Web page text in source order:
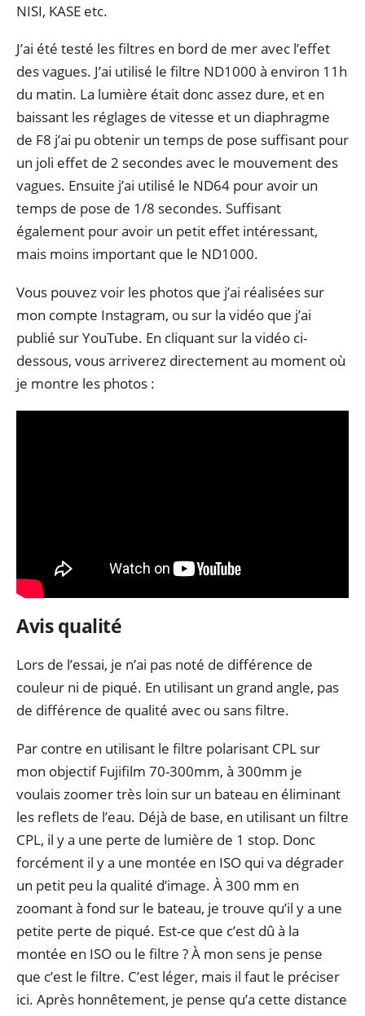
NISI, KASE etc.
J’ai été testé les filtres en bord de mer avec l’effet
des vagues. J’ai utilisé le filtre ND1000 à environ 11h
du matin. La lumière était donc assez dure, et en
baissant les réglages de vitesse et un diaphragme
de F8 j’ai pu obtenir un temps de pose suffisant pour
un joli effet de 2 secondes avec le mouvement des
vagues. Ensuite j’ai utilisé le ND64 pour avoir un
temps de pose de 1/8 secondes. Suffisant
également pour avoir un petit effet intéressant,
mais moins important que le ND1000.
Vous pouvez voir les photos que j’ai réalisées sur
mon compte Instagram, ou sur la vidéo que j’ai
publié sur YouTube. En cliquant sur la vidéo ci-
dessous, vous arriverez directement au moment où
je montre les photos :
Avis qualité
Lors de l’essai, je n’ai pas noté de différence de
couleur ni de piqué. En utilisant un grand angle, pas
de différence de qualité avec ou sans filtre.
Par contre en utilisant le filtre polarisant CPL sur
mon objectif Fujifilm 70-300mm, à 300mm je
voulais zoomer très loin sur un bateau en éliminant
les reflets de l’eau. Déjà de base, en utilisant un filtre
CPL, il y a une perte de lumière de 1 stop. Donc
forcément il y a une montée en ISO qui va dégrader
un petit peu la qualité d’image. À 300 mm en
zoomant à fond sur le bateau, je trouve qu’il y a une
petite perte de piqué. Est-ce que c’est dû à la
montée en ISO ou le filtre ? À mon sens je pense
que c’est le filtre. C’est léger, mais il faut le préciser
ici. Après honnêtement, je pense qu’a cette distance